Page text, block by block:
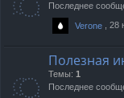
Последнее
Verone , 28
Полезная
Темы: 1
Последнее